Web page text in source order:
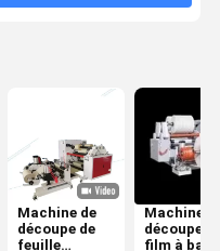
Machine de
découpe de
feuille
Machine
découpe
film à